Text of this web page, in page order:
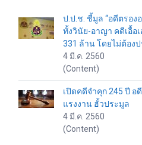
ป.ป.ช. ชี้มูล “อดีตรอ
ทั้งวินัย-อาญา คดีเอื้อ
331 ล้าน โดยไม่ต้อง
4 มี.ค. 2560
(Content)
เปิดคดีจำคุก 245 ปี
แรงงาน ฮั้วประมูล
4 มี.ค. 2560
(Content)